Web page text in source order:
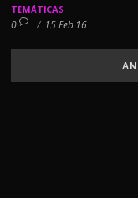
TEMÁTICAS
0 / 15 Feb 16